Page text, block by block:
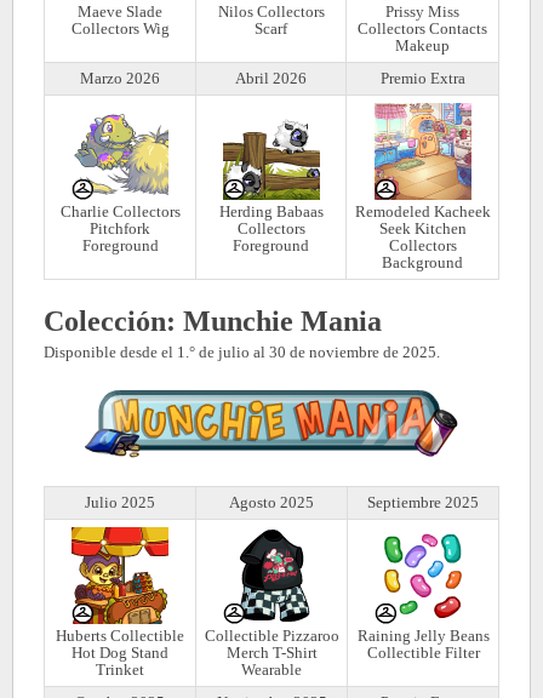
Maeve Slade
Collectors Wig
Nilos Collectors
Scarf
Prissy Miss
Collectors Contacts
Makeup
Marzo 2026
Abril 2026 Premio Extra
Charlie Collectors
Pitchfork
Foreground
Herding Babaas
Collectors
Foreground
Remodeled Kacheek
Seek Kitchen
Collectors
Background
Colección: Munchie Mania
Disponible desde el 1.° de julio al 30 de noviembre de 2025.
Julio 2025 Agosto 2025 Septiembre 2025
Huberts Collectible
Hot Dog Stand
Trinket
Collectible Pizzaroo
Merch T-Shirt
Wearable
Raining Jelly Beans
Collectible Filter